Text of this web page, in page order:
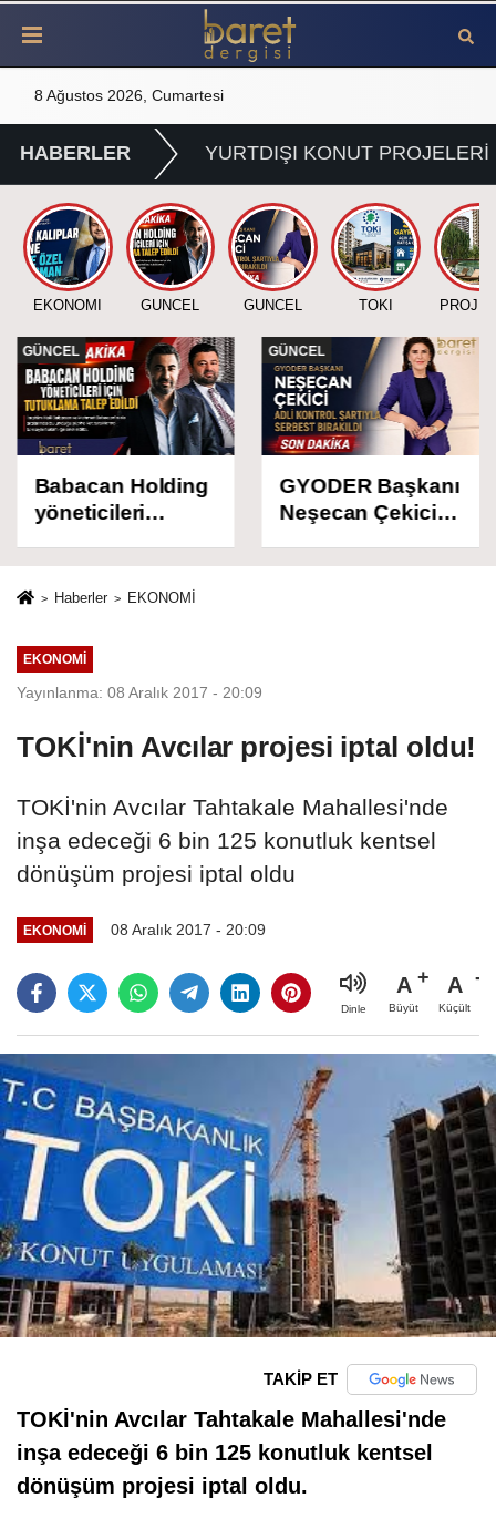
8 Ağustos 2026, Cumartesi
HABERLER YURTDIŞI KONUT PROJELERİ
EKONOMİ GÜNCEL GÜNCEL TOKİ
GÜNCEL
Babacan Holding
yöneticileri
tutuklama talebi!
GÜNCEL
GYODER Başkanı
Neşecan Çekici
Haberler EKONOMİ
EKONOMİ
Yayınlanma: 08 Aralık 2017 - 20:09
TOKİ'nin Avcılar projesi iptal oldu!
TOKİ'nin Avcılar Tahtakale Mahallesi'nde
inşa edeceği 6 bin 125 konutluk kentsel
dönüşüm projesi iptal oldu
EKONOMİ 08 Aralık 2017 - 20:09
Dinle
A
Büyüt
A
Küçült
TAKİP ET
TOKİ'nin Avcılar Tahtakale Mahallesi'nde
inşa edeceği 6 bin 125 konutluk kentsel
dönüşüm projesi iptal oldu.